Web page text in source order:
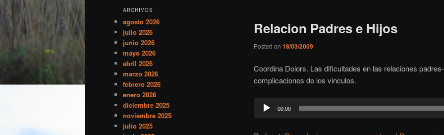
Relacion Padres e Hijos
Posted on 18/03/2009
Coordina Dolors. Las dificultades en las relaciones
complicaciones de los vinculos.
Reproductor
00:00
ARCHIVOS
agosto 2026
julio 2026
junio 2026
mayo 2026
abril 2026
marzo 2026
febrero 2026
enero 2026
diciembre 2025
noviembre 2025
julio 2025